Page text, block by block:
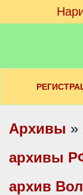
Архивы »
архивы
архив